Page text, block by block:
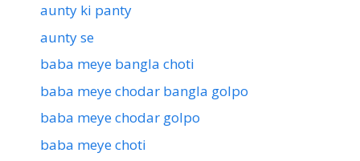
aunty ki panty
aunty se
baba meye bangla choti
baba meye chodar bangla golpo
baba meye chodar golpo
baba meye choti